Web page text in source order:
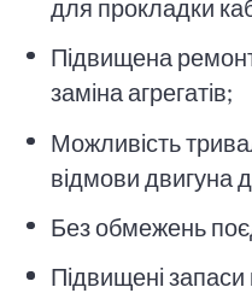
для прокладки
Підвищена
заміна агрегатів;
Можливість
відмови двигуна
Без обмежень
Підвищені запаси